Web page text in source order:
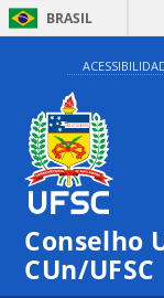
BRASIL
Conselho
CUn/UFSC